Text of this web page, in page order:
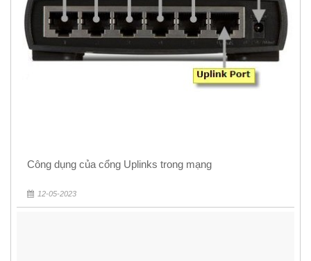
Công dụng của cổng Uplinks trong mạng
12-05-2023